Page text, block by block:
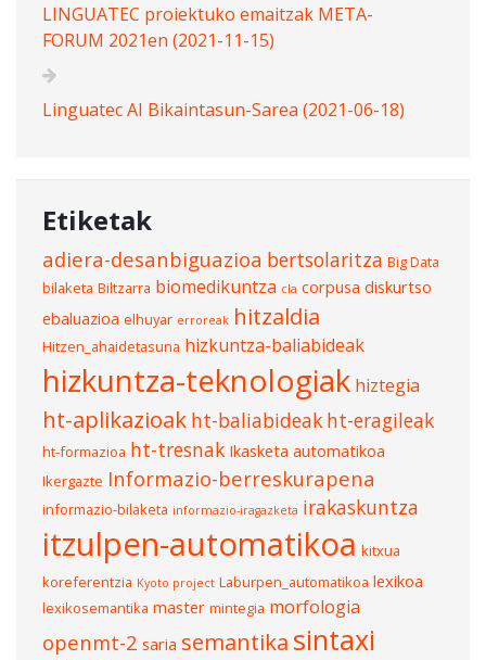
LINGUATEC proiektuko emaitzak META-
FORUM 2021en (2021-11-15)
Linguatec AI Bikaintasun-Sarea (2021-06-18)
Etiketak
adiera-desanbiguazioa bertsolaritza Big Data
bilaketa Biltzarra biomedikuntza cla corpusa diskurtso
ebaluazioa elhuyar erroreak hitzaldia
Hitzen_ahaidetasuna hizkuntza-baliabideak
hizkuntza-teknologiak hiztegia
ht-aplikazioak ht-baliabideak ht-eragileak
ht-formazioa ht-tresnak Ikasketa automatikoa
Ikergazte Informazio-berreskurapena
informazio-bilaketa informazio-iragazketa irakaskuntza
itzulpen-automatikoa kitxua
koreferentzia Kyoto project Laburpen_automatikoa lexikoa
lexikosemantika master mintegia morfologia
openmt-2 saria semantika sintaxi